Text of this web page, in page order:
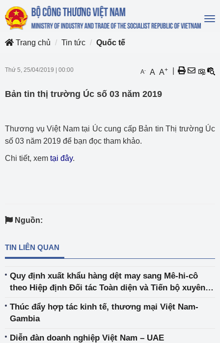
Trang chủ
Tin tức Quốc tế
Thứ 5, 25/04/2019 00:00 A- A A+
Bản tin thị trường Úc số 03 năm 2019
Thương vụ Việt Nam tại Úc cung cấp Bản tin Thị trường Úc
số 03 năm 2019 để bạn đọc tham khảo.
Chi tiết, xem tại đây.
Nguồn:
TIN LIÊN QUAN
Quy định xuất khẩu hàng dệt may sang Mê-hi-cô
theo Hiệp định Đối tác Toàn diện và Tiến bộ xuyên
Thúc đẩy hợp tác kinh tế, thương mại Việt Nam-
Gambia
Diễn đàn doanh nghiệp Việt Nam – UAE